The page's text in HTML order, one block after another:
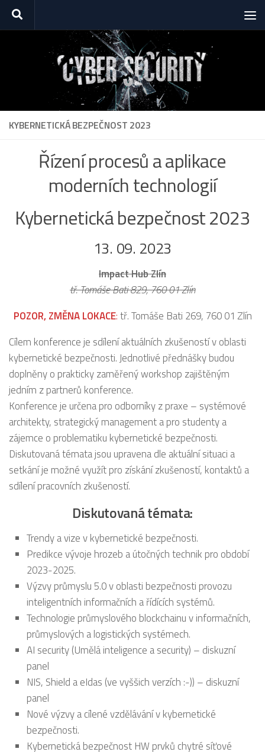
Skip to content
KYBERNETICKÁ BEZPEČNOST 2023
Řízení procesů a aplikace
moderních technologií
Kybernetická bezpečnost 2023
13. 09. 2023
Impact Hub Zlín
tř. Tomáše Bati 829, 760 01 Zlín
POZOR, ZMĚNA LOKACE:tř. Tomáše Bati 269, 760 01 Zlín
Cílem konference je sdílení aktuálních zkušeností v oblasti
kybernetické bezpečnosti. Jednotlivé přednášky budou
doplněny o prakticky zaměřený workshop zajištěným
jedním z partnerů konference.
Konference je určena pro odborníky z praxe – systémové
architekty, strategický management a pro studenty a
zájemce o problematiku kybernetické bezpečnosti.
Diskutovaná témata jsou upravena dle aktuální situaci a
setkání je možné využít pro získání zkušeností, kontaktů a
sdílení pracovních zkušeností.
Diskutovaná témata:
Trendy a vize v kybernetické bezpečnosti.
Predikce vývoje hrozeb a útočných technik pro období
2023-2025.
Výzvy průmyslu 5.0 v oblasti bezpečnosti provozu
inteligentních informačních a řídících systémů.
Technologie průmyslového blockchainu v informačních,
průmyslových a logistických systémech.
AI security (Umělá inteligence a security) – diskuzní
panel
NIS, Shield a eIdas (ve vyššich verzích :-)) – diskuzní
panel
Nové výzvy a cílené vzdělávání v kybernetické
bezpečnosti.
Kybernetická bezpečnost HW prvků chytré síťové